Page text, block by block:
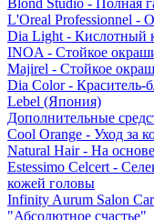
Blond Studio - Полная
L'Oreal Professionnel -
Dia Light - Кислотный
INOA - Стойкое
Majirel - Стойкое
Dia Color - Краситель-
Lebel (Япония)
Дополнительные
Cool Orange - Уход за
Natural Hair - На
Estessimo Celcert -
кожей головы
Infinity Aurum Salon
"Абсолютное счастье"